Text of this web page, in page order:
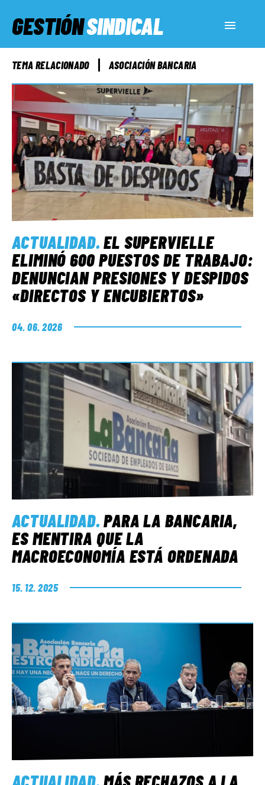
GESTIÓNSINDICAL
ACTUALIDAD
SERVICIOS SOCIALES
INFORMES ESPECIALES
FUERA DE MEGÁFONO
EL LADO «G»
TEMA RELACIONADO ASOCIACIÓN BANCARIA
ACTUALIDAD.EL SUPERVIELLE
ELIMINÓ 600 PUESTOS DE TRABAJO:
DENUNCIAN PRESIONES Y DESPIDOS
«DIRECTOS Y ENCUBIERTOS»
04. 06. 2026
ACTUALIDAD.PARA LA BANCARIA,
ES MENTIRA QUE LA
MACROECONOMÍA ESTÁ ORDENADA
15. 12. 2025